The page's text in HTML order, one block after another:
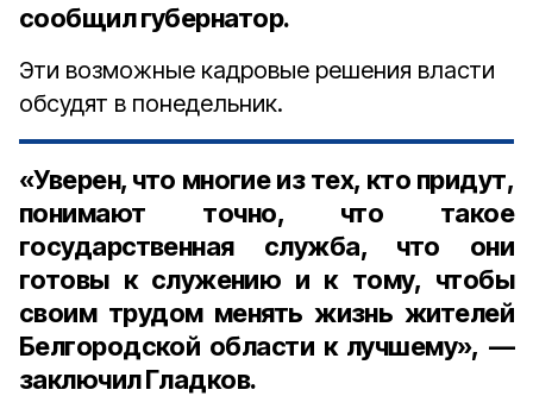
сообщил губернатор.
Эти возможные кадровые решения власти
обсудят в понедельник.
«Уверен, что многие из тех, кто придут,
понимают точно, что такое
государственная служба, что они
готовы к служению и к тому, чтобы
своим трудом менять жизнь жителей
Белгородской области к лучшему», —
заключил Гладков.